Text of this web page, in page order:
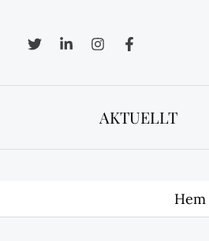
innehåll
AKTUELLT
Hem